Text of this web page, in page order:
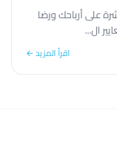
على أرباحك ورضا
ال...
اقرأ المزيد ←